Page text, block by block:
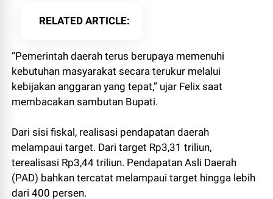
RELATED ARTICLE
“Pemerintah daerah terus berupaya memenuhi
kebutuhan masyarakat secara terukur melalui
kebijakan anggaran yang tepat,” ujar Felix saat
membacakan sambutan Bupati.
Dari sisi fiskal, realisasi pendapatan daerah
melampaui target. Dari target Rp3,31 triliun,
terealisasi Rp3,44 triliun. Pendapatan Asli Daerah
(PAD) bahkan tercatat melampaui target hingga lebih
dari 400 persen.